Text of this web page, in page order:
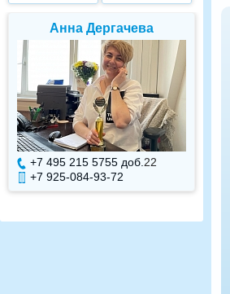
Анна Дергачева
+7 495 215 5755 доб. 22
+7 925-084-93-72